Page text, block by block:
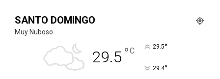
SANTO DOMINGO
Muy Nuboso
29.5 °C 29.5°
29.4°